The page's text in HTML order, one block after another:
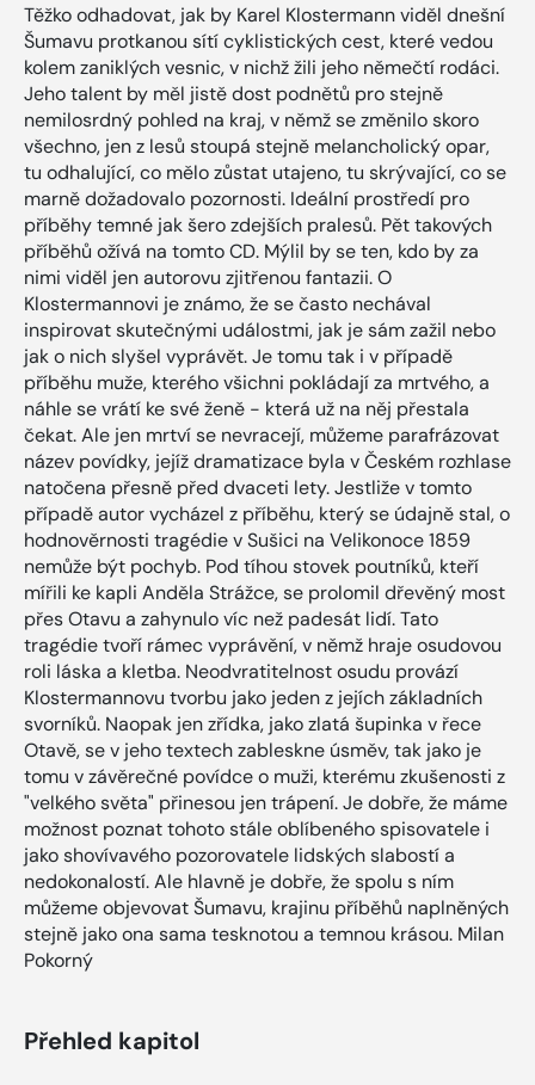
Těžko odhadovat, jak by Karel Klostermann viděl dnešní
Šumavu protkanou sítí cyklistických cest, které vedou
kolem zaniklých vesnic, v nichž žili jeho němečtí rodáci.
Jeho talent by měl jistě dost podnětů pro stejně
nemilosrdný pohled na kraj, v němž se změnilo skoro
všechno, jen z lesů stoupá stejně melancholický opar,
tu odhalující, co mělo zůstat utajeno, tu skrývající, co se
marně dožadovalo pozornosti. Ideální prostředí pro
příběhy temné jak šero zdejších pralesů. Pět takových
příběhů ožívá na tomto CD. Mýlil by se ten, kdo by za
nimi viděl jen autorovu zjitřenou fantazii. O
Klostermannovi je známo, že se často nechával
inspirovat skutečnými událostmi, jak je sám zažil nebo
jak o nich slyšel vyprávět. Je tomu tak i v případě
příběhu muže, kterého všichni pokládají za mrtvého, a
náhle se vrátí ke své ženě - která už na něj přestala
čekat. Ale jen mrtví se nevracejí, můžeme parafrázovat
název povídky, jejíž dramatizace byla v Českém rozhlase
natočena přesně před dvaceti lety. Jestliže v tomto
případě autor vycházel z příběhu, který se údajně stal, o
hodnověrnosti tragédie v Sušici na Velikonoce 1859
nemůže být pochyb. Pod tíhou stovek poutníků, kteří
mířili ke kapli Anděla Strážce, se prolomil dřevěný most
přes Otavu a zahynulo víc než padesát lidí. Tato
tragédie tvoří rámec vyprávění, v němž hraje osudovou
roli láska a kletba. Neodvratitelnost osudu provází
Klostermannovu tvorbu jako jeden z jejích základních
svorníků. Naopak jen zřídka, jako zlatá šupinka v řece
Otavě, se v jeho textech zableskne úsměv, tak jako je
tomu v závěrečné povídce o muži, kterému zkušenosti z
"velkého světa" přinesou jen trápení. Je dobře, že máme
možnost poznat tohoto stále oblíbeného spisovatele i
jako shovívavého pozorovatele lidských slabostí a
nedokonalostí. Ale hlavně je dobře, že spolu s ním
můžeme objevovat Šumavu, krajinu příběhů naplněných
stejně jako ona sama tesknotou a temnou krásou. Milan
Pokorný
Přehled kapitol